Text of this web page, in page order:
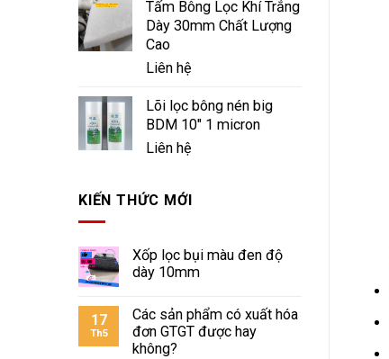
Tấm Bông Lọc Khí Trắng
Dày 30mm Chất Lượng
Cao
Liên hệ
Lõi lọc bông nén big
BDM 10" 1 micron
Liên hệ
KIẾN THỨC MỚI
Xốp lọc bụi màu đen độ
dày 10mm
17
Th5
Các sản phẩm có xuất hóa
đơn GTGT được hay
không?